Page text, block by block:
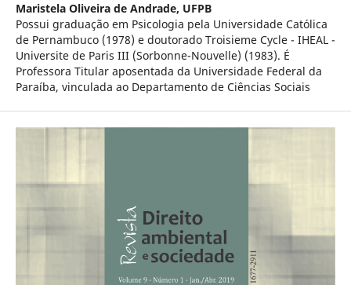
Maristela Oliveira de Andrade, UFPB
Possui graduação em Psicologia pela Universidade Católica
de Pernambuco (1978) e doutorado Troisieme Cycle - IHEAL -
Universite de Paris III (Sorbonne-Nouvelle) (1983). É
Professora Titular aposentada da Universidade Federal da
Paraíba, vinculada ao Departamento de Ciências Sociais